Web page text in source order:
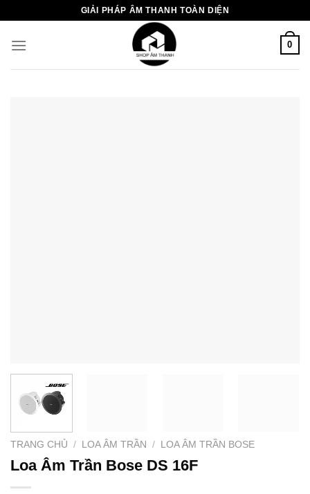
nội
GIẢI PHÁP ÂM THANH TOÀN DIỆN
0
TRANG CHỦ / LOA ÂM TRẦN / LOA ÂM TRẦN BOSE
Loa Âm Trần Bose DS 16F